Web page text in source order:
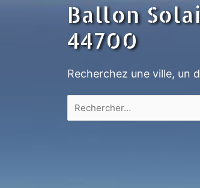
Ballon
44700
Recherchez une ville, un